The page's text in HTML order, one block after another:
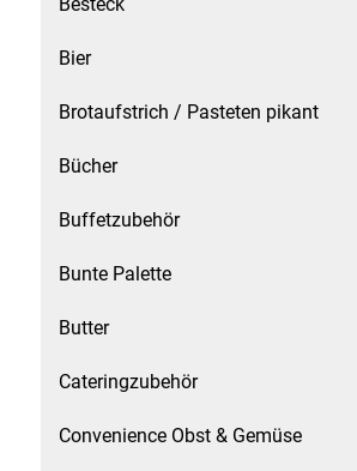
Spielzeug & Baby
Zubehör
Butter
Cateringzubehör
Convenience Obst & Gemüse
Dekoration
Bier
Brotaufstrich / Pasteten pikant
Bücher
Buffetzubehör
Bunte Palette
Butter
Cateringzubehör
Convenience Obst & Gemüse